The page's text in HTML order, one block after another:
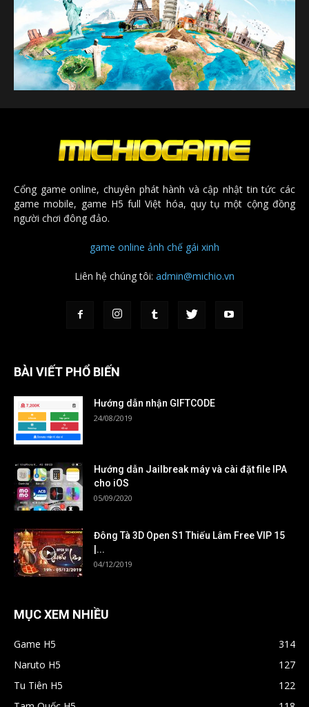
Cổng game online, chuyên phát hành và cập nhật tin tức các
game mobile, game H5 full Việt hóa, quy tụ một cộng đồng
người chơi đông đảo.
game online ảnh chế gái xinh
Liên hệ chúng tôi: admin@michio.vn
BÀI VIẾT PHỔ BIẾN
Hướng dẫn nhận GIFTCODE
24/08/2019
Hướng dẫn Jailbreak máy và cài đặt file IPA
cho iOS
05/09/2020
Đông Tà 3D Open S1 Thiếu Lâm Free VIP 15
|...
04/12/2019
MỤC XEM NHIỀU
Game H5
314
Naruto H5
127
Tu Tiên H5
122